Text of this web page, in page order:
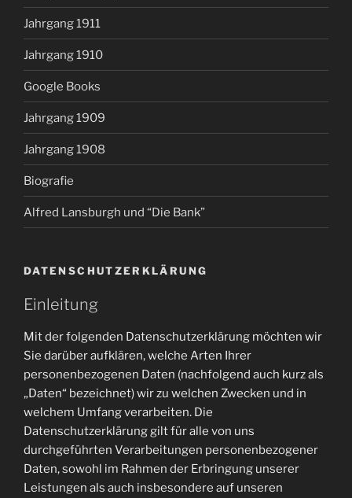
Jahrgang 1911
Jahrgang 1910
Google Books
Jahrgang 1909
Jahrgang 1908
Biografie
Alfred Lansburgh und “Die Bank”
DATENSCHUTZERKLÄRUNG
Einleitung
Mit der folgenden Datenschutzerklärung möchten wir
Sie darüber aufklären, welche Arten Ihrer
personenbezogenen Daten (nachfolgend auch kurz als
„Daten“ bezeichnet) wir zu welchen Zwecken und in
welchem Umfang verarbeiten. Die
Datenschutzerklärung gilt für alle von uns
durchgeführten Verarbeitungen personenbezogener
Daten, sowohl im Rahmen der Erbringung unserer
Leistungen als auch insbesondere auf unseren